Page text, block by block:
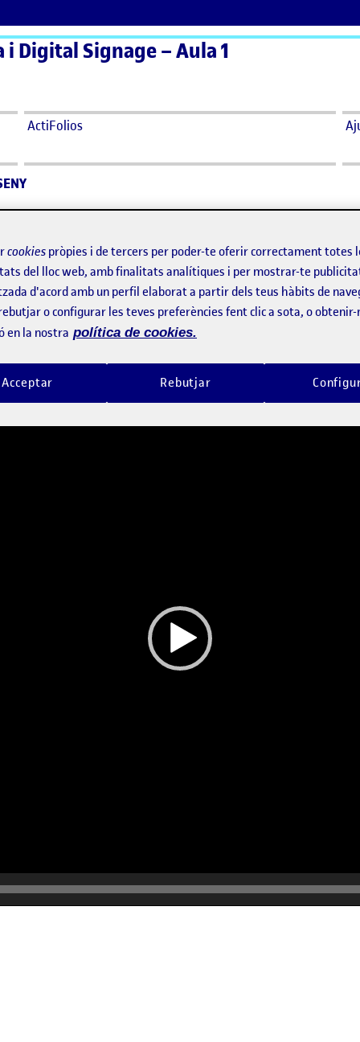
Digital Signage – Aula 1
ActiFolios
DEL DISSENY
4:39 pm
el PAC 4: APLICACIÓ DEL DISSENY
espero que us agradi:
cookies pròpies i de tercers per poder-te oferir correctament totes
del lloc web, amb finalitats analítiques i per mostrar-te
d'acord amb un perfil elaborat a partir dels teus hàbits de
o configurar les teves preferències fent clic a sota, o obtenir-
en la nostra política de cookies.
Rebutjar
Acceptar